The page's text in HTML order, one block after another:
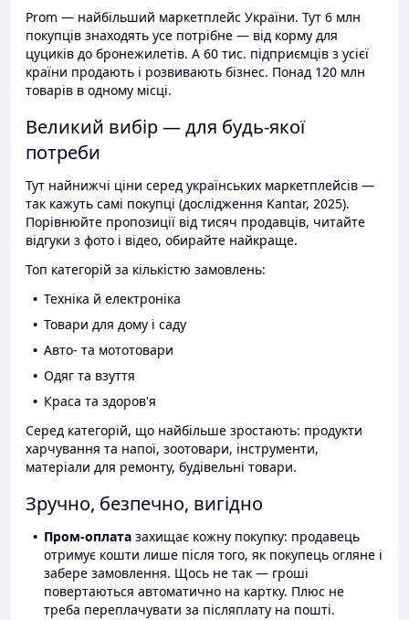
Prom — найбільший маркетплейс України. Тут 6 млн
покупців знаходять усе потрібне — від корму для
цуциків до бронежилетів. А 60 тис. підприємців з усієї
країни продають і розвивають бізнес. Понад 120 млн
товарів в одному місці.
Великий вибір — для будь-якої
потреби
Тут найнижчі ціни серед українських маркетплейсів —
так кажуть самі покупці (дослідження Kantar, 2025).
Порівнюйте пропозиції від тисяч продавців, читайте
відгуки з фото і відео, обирайте найкраще.
Топ категорій за кількістю замовлень:
Техніка й електроніка
Товари для дому і саду
Авто- та мототовари
Одяг та взуття
Краса та здоров'я
Серед категорій, що найбільше зростають: продукти
харчування та напої, зоотовари, інструменти,
матеріали для ремонту, будівельні товари.
Зручно, безпечно, вигідно
Пром-оплата захищає кожну покупку: продавець
отримує кошти лише після того, як покупець огляне і
забере замовлення. Щось не так — гроші
повертаються автоматично на картку. Плюс не
треба переплачувати за післяплату на пошті.